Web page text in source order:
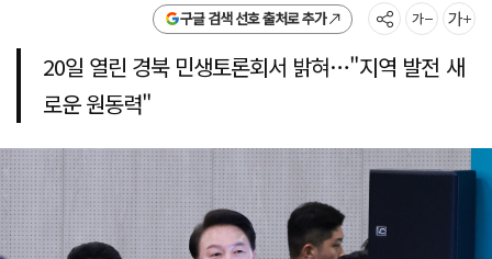
구글 검색 선호 출처로 추가
20일 열린 경북 민생토론회서 밝혀…"지역 발전 새
로운 원동력"